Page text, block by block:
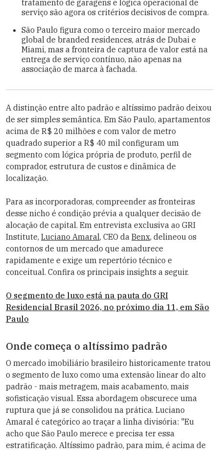
tratamento de garagens e lógica operacional de
serviço são agora os critérios decisivos de compra.
São Paulo figura como o terceiro maior mercado
global de branded residences, atrás de Dubai e
Miami, mas a fronteira de captura de valor está na
entrega de serviço contínuo, não apenas na
associação de marca à fachada.
A distinção entre alto padrão e altíssimo padrão deixou
de ser simples semântica. Em São Paulo, apartamentos
acima de R$ 20 milhões e com valor de metro
quadrado superior a R$ 40 mil configuram um
segmento com lógica própria de produto, perfil de
comprador, estrutura de custos e dinâmica de
localização.
Para as incorporadoras, compreender as fronteiras
desse nicho é condição prévia a qualquer decisão de
alocação de capital. Em entrevista exclusiva ao GRI
Institute, Luciano Amaral, CEO da Benx, delineou os
contornos de um mercado que amadurece
rapidamente e exige um repertório técnico e
conceitual. Confira os principais insights a seguir.
O segmento de luxo está na pauta do GRI
Residencial Brasil 2026, no próximo dia 11, em São
Paulo
Onde começa o altíssimo padrão
O mercado imobiliário brasileiro historicamente tratou
o segmento de luxo como uma extensão linear do alto
padrão - mais metragem, mais acabamento, mais
sofisticação visual. Essa abordagem obscurece uma
ruptura que já se consolidou na prática. Luciano
Amaral é categórico ao traçar a linha divisória: "Eu
acho que São Paulo merece e precisa ter essa
estratificação. Altíssimo padrão, para mim, é acima de